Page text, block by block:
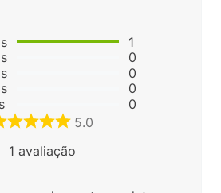
1
0
0
0
0
5.0
1 avaliação